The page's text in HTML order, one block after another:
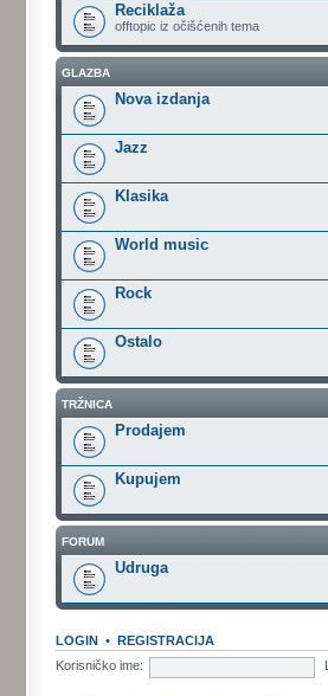
Reciklaža
offtopic iz očišćenih tema
GLAZBA
Nova izdanja
Jazz
Klasika
World music
Rock
Ostalo
TRŽNICA
Prodajem
Kupujem
FORUM
Udruga
LOGIN • REGISTRACIJA
Korisničko ime: